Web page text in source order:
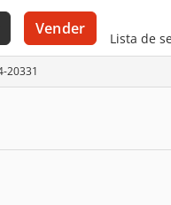
Vender
Lista de
20331